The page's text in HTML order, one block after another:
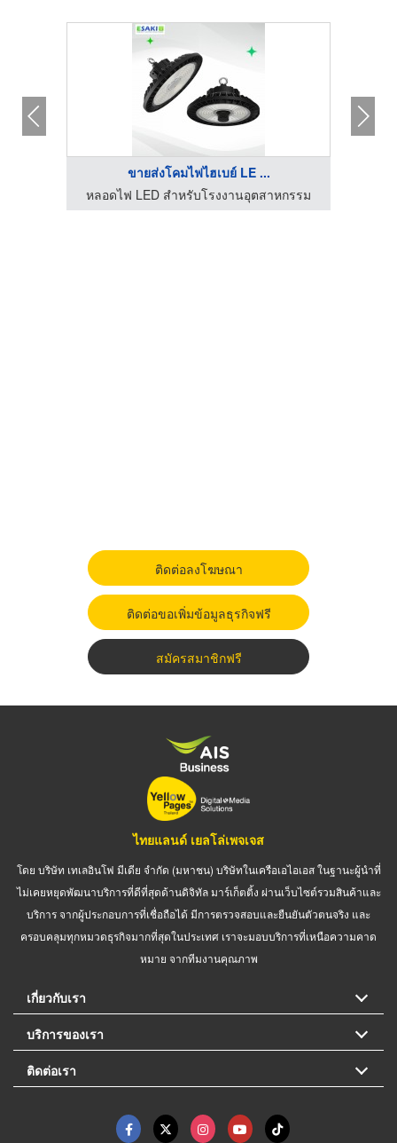
ขายส่งโคมไฟไฮเบย์ LE ...
หลอดไฟ LED สำหรับโรงงานอุตสาหกรรม
ติดต่อลงโฆษณา
ติดต่อขอเพิ่มข้อมูลธุรกิจฟรี
สมัครสมาชิกฟรี
ไทยแลนด์ เยลโล่เพจเจส
โดย บริษัท เทเลอินโฟ มีเดีย จำกัด (มหาชน) บริษัทในเครือเอไอเอส ในฐานะผู้นำที่
ไม่เคยหยุดพัฒนาบริการที่ดีที่สุดด้านดิจิทัล มาร์เก็ตติ้ง ผ่านเว็บไซต์รวมสินค้าและ
บริการ จากผู้ประกอบการที่เชื่อถือได้ มีการตรวจสอบและยืนยันตัวตนจริง และ
ครอบคลุมทุกหมวดธุรกิจมากที่สุดในประเทศ เราจะมอบบริการที่เหนือความคาด
หมาย จากทีมงานคุณภาพ
เกี่ยวกับเรา
บริการของเรา
ติดต่อเรา